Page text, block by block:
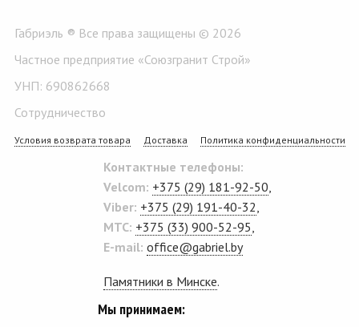
Габриэль ® Все права защищены © 2026
Частное предприятие «Союзгранит Строй»
УНП: 690862668
Сотрудничество
Условия возврата товара Доставка Политика конфиденциальности
Контактные телефоны:
Velcom: +375 (29) 181-92-50,
Viber: +375 (29) 191-40-32,
MTC: +375 (33) 900-52-95,
E-mail: office@gabriel.by
Памятники в Минске.
Мы принимаем: